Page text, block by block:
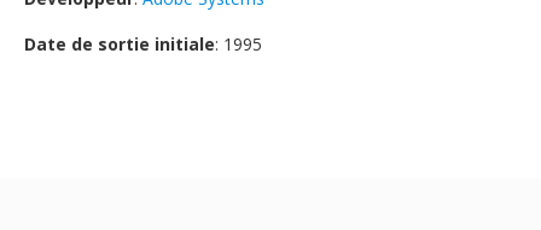
Date de sortie initiale: 1995